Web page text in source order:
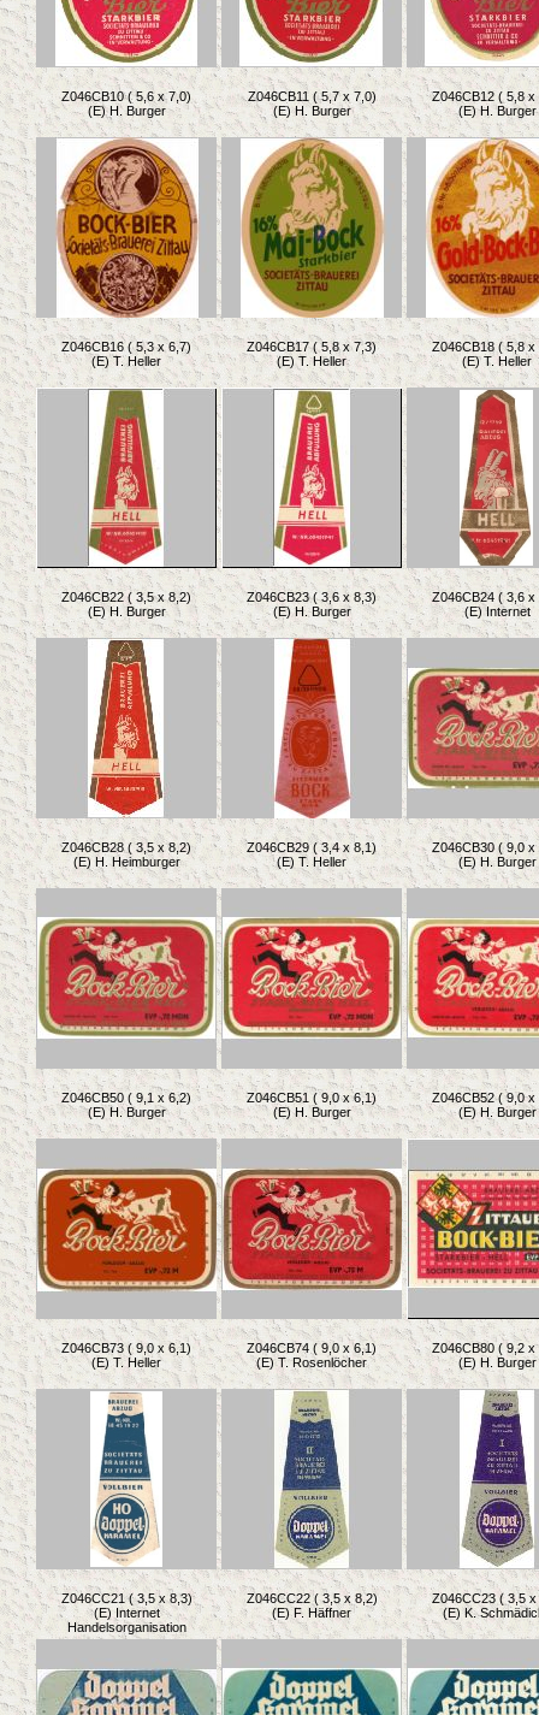
Z046CB10 ( 5,6 x 7,0)
(E) H. Burger
Z046CB11 ( 5,7 x 7,0)
(E) H. Burger
Z046CB12 ( 5,8 x
(E) H. Burger
Z046CB16 ( 5,3 x 6,7)
(E) T. Heller
Z046CB17 ( 5,8 x 7,3)
(E) T. Heller
Z046CB18 ( 5,8 x
(E) T. Heller
Z046CB22 ( 3,5 x 8,2)
(E) H. Burger
Z046CB23 ( 3,6 x 8,3)
(E) H. Burger
Z046CB24 ( 3,6 x
(E) Internet
Z046CB28 ( 3,5 x 8,2)
(E) H. Heimburger
Z046CB29 ( 3,4 x 8,1)
(E) T. Heller
Z046CB30 ( 9,0 x
(E) H. Burger
Z046CB50 ( 9,1 x 6,2)
(E) H. Burger
Z046CB51 ( 9,0 x 6,1)
(E) H. Burger
Z046CB52 ( 9,0 x
(E) H. Burger
Z046CB73 ( 9,0 x 6,1)
(E) T. Heller
Z046CB74 ( 9,0 x 6,1)
(E) T. Rosenlöcher
Z046CB80 ( 9,2 x
(E) H. Burger
Z046CC21 ( 3,5 x 8,3)
(E) Internet
Handelsorganisation
Z046CC22 ( 3,5 x 8,2)
(E) F. Häffner
Z046CC23 ( 3,5 x
(E) K.